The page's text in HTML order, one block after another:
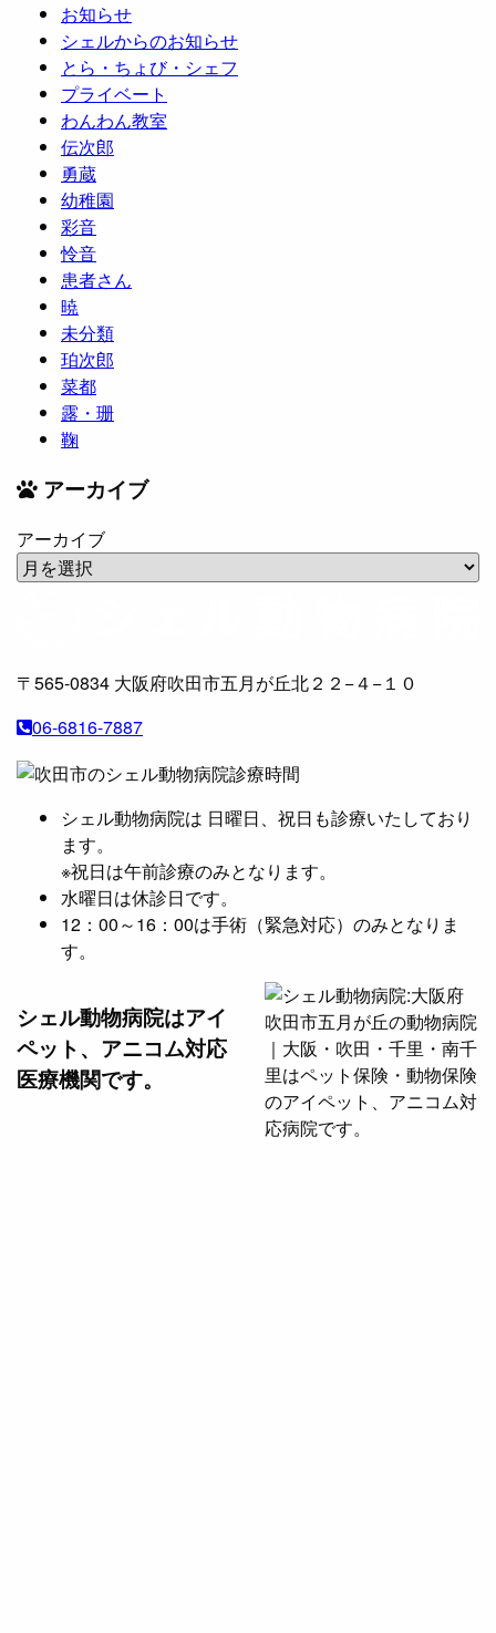
お知らせ
シェルからのお知らせ
とら・ちょび・シェフ
プライベート
わんわん教室
伝次郎
勇蔵
幼稚園
彩音
怜音
患者さん
暁
未分類
珀次郎
菜都
露・珊
鞠
アーカイブ
アーカイブ
〒565-0834 大阪府吹田市五月が丘北２２−４−１０
06-6816-7887
シェル動物病院は 日曜日、祝日も診療いたしており
ます。
※祝日は午前診療のみとなります。
水曜日は休診日です。
12：00～16：00は手術（緊急対応）のみとなりま
す。
シェル動物病院はアイ
ペット、アニコム対応
医療機関です。